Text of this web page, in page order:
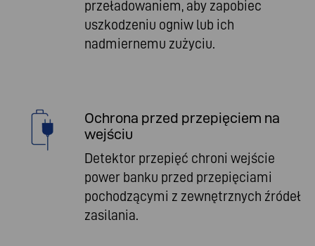
przeładowaniem, aby zapobiec
uszkodzeniu ogniw lub ich
nadmiernemu zużyciu.
Ochrona przed przepięciem na
wejściu
Detektor przepięć chroni wejście
power banku przed przepięciami
pochodzącymi z zewnętrznych źródeł
zasilania.